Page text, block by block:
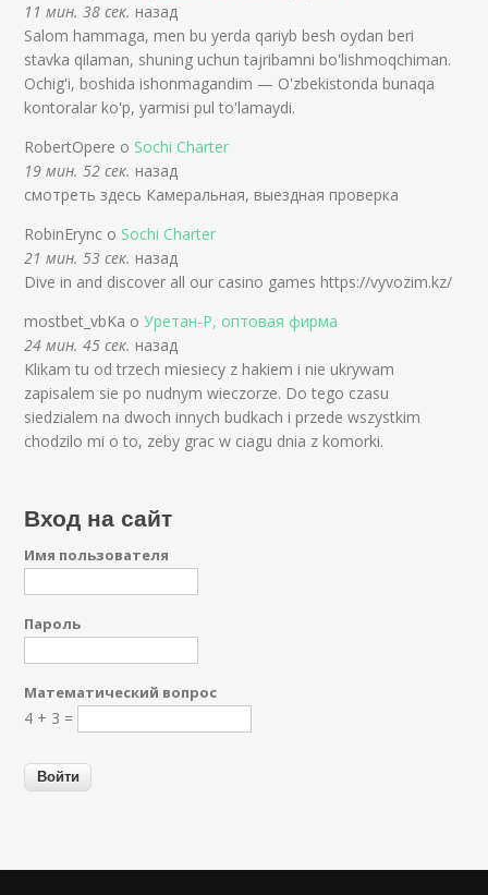
11 мин. 38 сек. назад
Salom hammaga, men bu yerda qariyb besh oydan beri
stavka qilaman, shuning uchun tajribamni bo'lishmoqchiman.
Ochig'i, boshida ishonmagandim — O'zbekistonda bunaqa
kontoralar ko'p, yarmisi pul to'lamaydi.
RobertOpere о Sochi Charter
19 мин. 52 сек. назад
смотреть здесь Камеральная, выездная проверка
RobinErync о Sochi Charter
21 мин. 53 сек. назад
Dive in and discover all our casino games https://vyvozim.kz/
mostbet_vbKa оУретан-Р, оптовая фирма
24 мин. 45 сек. назад
Klikam tu od trzech miesiecy z hakiem i nie ukrywam
zapisalem sie po nudnym wieczorze. Do tego czasu
siedzialem na dwoch innych budkach i przede wszystkim
chodzilo mi o to, zeby grac w ciagu dnia z komorki.
Вход на сайт
Имя пользователя
Пароль
Математический вопрос
4 + 3 =